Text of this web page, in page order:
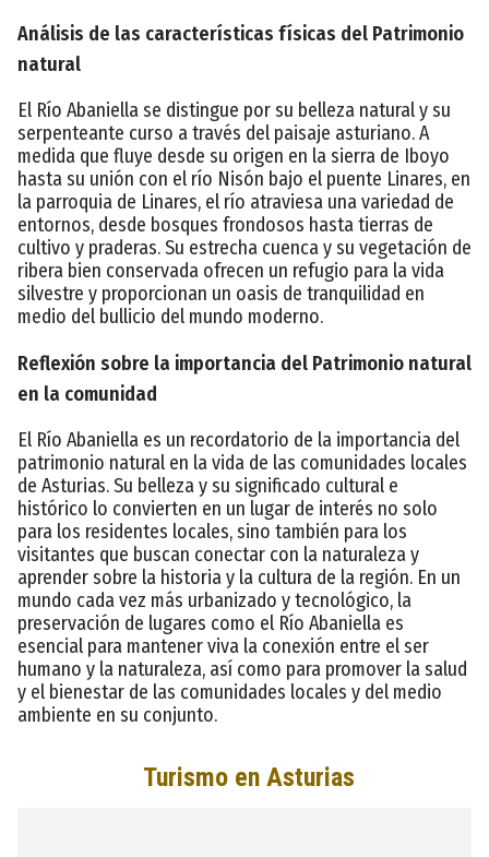
Análisis de las características físicas del Patrimonio
natural
El Río Abaniella se distingue por su belleza natural y su
serpenteante curso a través del paisaje asturiano. A
medida que fluye desde su origen en la sierra de Iboyo
hasta su unión con el río Nisón bajo el puente Linares, en
la parroquia de Linares, el río atraviesa una variedad de
entornos, desde bosques frondosos hasta tierras de
cultivo y praderas. Su estrecha cuenca y su vegetación de
ribera bien conservada ofrecen un refugio para la vida
silvestre y proporcionan un oasis de tranquilidad en
medio del bullicio del mundo moderno.
Reflexión sobre la importancia del Patrimonio natural
en la comunidad
El Río Abaniella es un recordatorio de la importancia del
patrimonio natural en la vida de las comunidades locales
de Asturias. Su belleza y su significado cultural e
histórico lo convierten en un lugar de interés no solo
para los residentes locales, sino también para los
visitantes que buscan conectar con la naturaleza y
aprender sobre la historia y la cultura de la región. En un
mundo cada vez más urbanizado y tecnológico, la
preservación de lugares como el Río Abaniella es
esencial para mantener viva la conexión entre el ser
humano y la naturaleza, así como para promover la salud
y el bienestar de las comunidades locales y del medio
ambiente en su conjunto.